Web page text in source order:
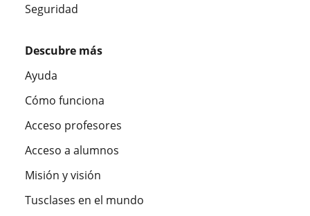
Seguridad
Descubre más
Ayuda
Cómo funciona
Acceso profesores
Acceso a alumnos
Misión y visión
Tusclases en el mundo